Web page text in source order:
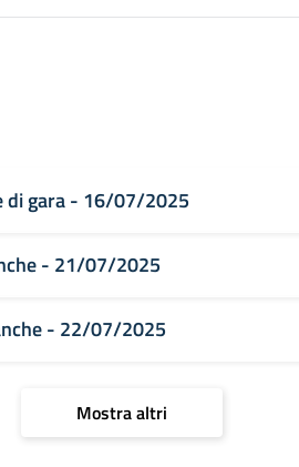
di gara - 16/07/2025
- 21/07/2025
- 22/07/2025
Mostra altri